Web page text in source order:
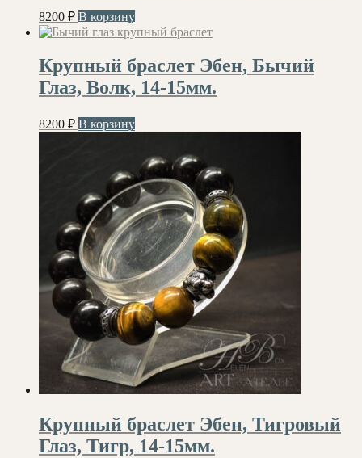
8200 ₽ В корзину
Крупный браслет Эбен, Бычий
Глаз, Волк, 14-15мм.
8200 ₽ В корзину
Крупный браслет Эбен, Тигровый
Глаз, Тигр, 14-15мм.